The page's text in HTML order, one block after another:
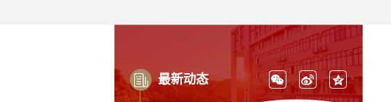
最新动态